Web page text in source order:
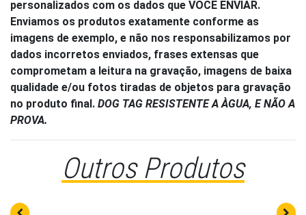
personalizados com os dados que VOCÊ ENVIAR.
Enviamos os produtos exatamente conforme as
imagens de exemplo, e não nos responsabilizamos por
dados incorretos enviados, frases extensas que
comprometam a leitura na gravação, imagens de baixa
qualidade e/ou fotos tiradas de objetos para gravação
no produto final. DOG TAG RESISTENTE A ÀGUA, E NÃO A
PROVA.
Outros Produtos